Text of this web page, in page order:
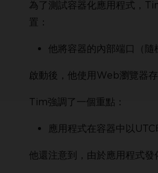
為了測試容器化應用程式，
置：
他將容器的內部端口（隨
啟動後，他使用Web瀏覽器
Tim強調了一個重點：
應用程式在容器中以
他還注意到，由於應用程式